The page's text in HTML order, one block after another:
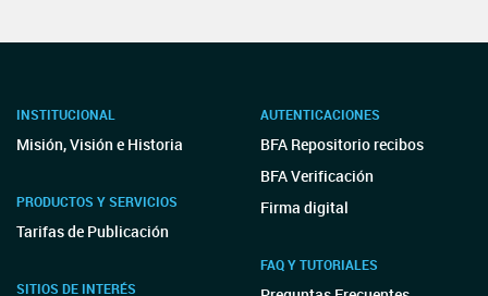
INSTITUCIONAL
Misión, Visión e Historia
PRODUCTOS Y SERVICIOS
Tarifas de Publicación
SITIOS DE INTERÉS
AUTENTICACIONES
BFA Repositorio recibos
BFA Verificación
Firma digital
FAQ Y TUTORIALES